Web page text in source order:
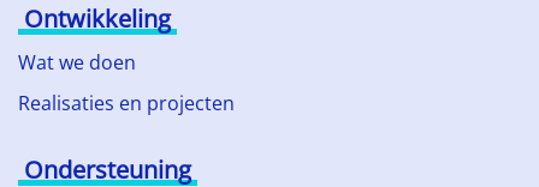
Ontwikkeling
Wat we doen
Realisaties en projecten
Ondersteuning